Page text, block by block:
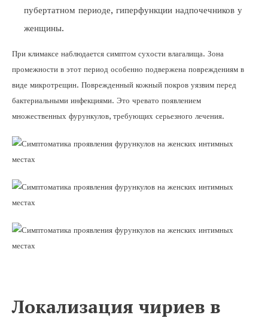
пубертатном периоде, гиперфункции надпочечников у
женщины.
При климаксе наблюдается симптом сухости влагалища. Зона
промежности в этот период особенно подвержена повреждениям в
виде микротрещин. Поврежденный кожный покров уязвим перед
бактериальными инфекциями. Это чревато появлением
множественных фурункулов, требующих серьезного лечения.
Локализация чириев в